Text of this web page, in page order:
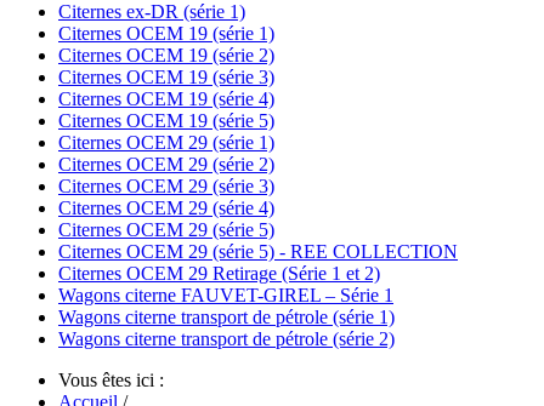
Citernes ex-DR (série 1)
Citernes OCEM 19 (série 1)
Citernes OCEM 19 (série 2)
Citernes OCEM 19 (série 3)
Citernes OCEM 19 (série 4)
Citernes OCEM 19 (série 5)
Citernes OCEM 29 (série 1)
Citernes OCEM 29 (série 2)
Citernes OCEM 29 (série 3)
Citernes OCEM 29 (série 4)
Citernes OCEM 29 (série 5)
Citernes OCEM 29 (série 5) - REE COLLECTION
Citernes OCEM 29 Retirage (Série 1 et 2)
Wagons citerne FAUVET-GIREL – Série 1
Wagons citerne transport de pétrole (série 1)
Wagons citerne transport de pétrole (série 2)
Vous êtes ici :